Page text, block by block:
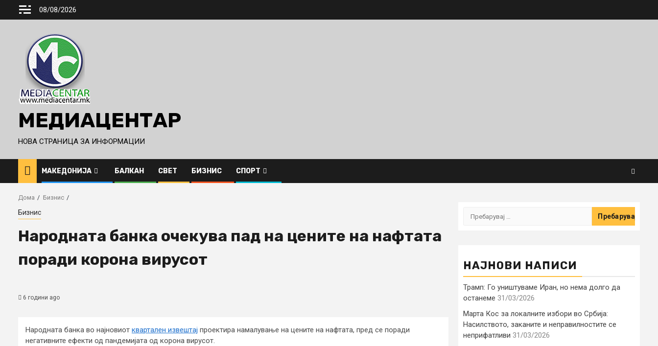
08/08/2026
МЕДИАЦЕНТАР
НОВА СТРАНИЦА ЗА ИНФОРМАЦИИ
МАКЕДОНИЈА БАЛКАН СВЕТ БИЗНИС СПОРТ
Дома Бизнис
Бизнис
Народната банка очекува пад на цените на нафтата
поради корона вирусот
6 години ago
Народната банка во најновиот квартален извештај проектира намалување на цените на нафтата, пред се поради
негативните ефекти од пандемијата од корона вирусот.
Пребарувај
НАЈНОВИ НАПИСИ
Трамп: Го уништуваме Иран, но нема долго да
останеме 31/03/2026
Марта Кос за локалните избори во Србија:
Насилството, заканите и неправилностите се
неприфатливи 31/03/2026